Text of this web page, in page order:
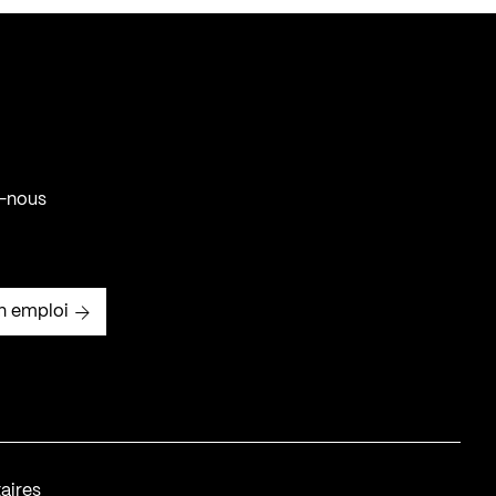
nous
emploi